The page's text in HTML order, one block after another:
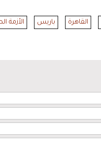
القاهرة باريس الأزمة